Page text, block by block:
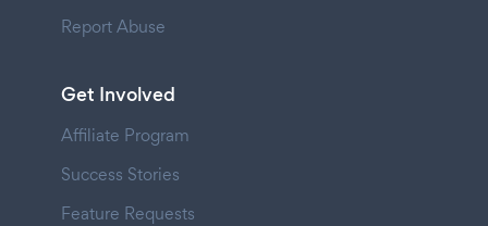
Report Abuse
Get Involved
Affiliate Program
Success Stories
Feature Requests